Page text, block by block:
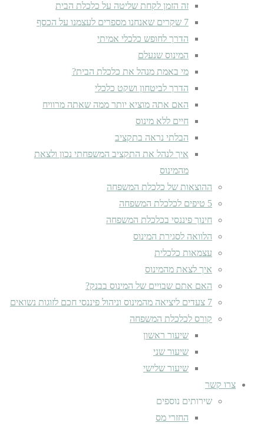
זה הזמן לקחת שליטה על כלכלת הבית
7 שקרים שאנחנו מספרים לעצמנו על הכסף
הדרך לחופש כלכלי אמיתי
המינוס שנעלם
מי באמת מנהל את כלכלת הבית?
הדרך לביטחון ושקט כלכלי
האם אתה מוציא יותר ממה שאתה מרוויח
חיים ללא מינוס
הבלתי נראה בתקציב
איך לנהל את התקציב המשפחתי נכון ולצאת
מהמינוס
ההוצאות של כלכלת המשפחה
5 טיפים לכלכלת המשפחה
חינוך פיננסי בכלכלת המשפחה
הלוואה לסגירת המינוס
עצמאות כלכלית
איך לצאת מהמינוס
האם אתם שבויים של המינוס בבנק?
7 צעדים ליציאה מהמינוס וניהול פיננסי חכם לזוגות נשואים
קורס לכלכלת המשפחה
שיעור ראשון
שיעור שני
שיעור שלישי
צרו קשר
שירותים נוספים
החזרי מס